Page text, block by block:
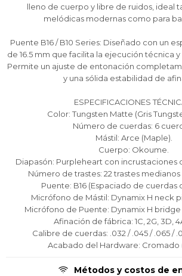
lleno de cuerpo y libre de ruidos, ideal
melódicas modernas como para
Puente B16 / B10 Series: Diseñado con un
de 16.5 mm que facilita la ejecución técnica y
Permite un ajuste de entonación
y una sólida estabilidad de
ESPECIFICACIONES
Color: Tungsten Matte (Gris
Número de cuerdas: 6
Mástil: Arce (Maple).
Cuerpo: Okoume.
Diapasón: Purpleheart con incrustaciones
Número de trastes: 22 trastes medianos
Puente: B16 (Espaciado de cuerdas
Micrófono de Mástil: Dynamix H neck
Micrófono de Puente: Dynamix H bridge
Afinación de fábrica: 1C, 2G, 3D,
Calibre de cuerdas: .032 / .045 / .065 /
Acabado del Hardware: Cromado
Métodos y costos de
Continuar
Continuar
Continuar